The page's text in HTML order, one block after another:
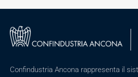
Confindustria Ancona rappresenta il